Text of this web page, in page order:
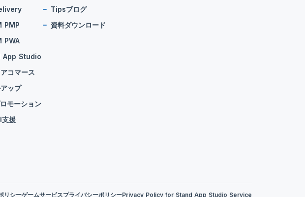
PMP
PWA
App Studio
コマース
ップ
モーション
支援
Tipsブログ
資料ダウンロード
リシーゲームサービスプライバシーポリシーPrivacy Policy for Stand App Studio Service